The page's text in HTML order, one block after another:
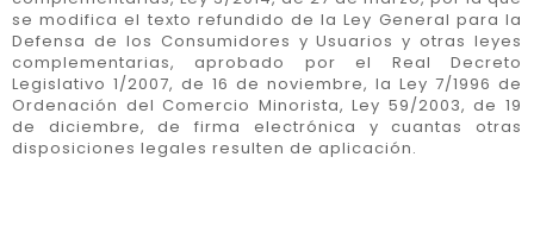
se modifica el texto refundido de la Ley General para la
Defensa de los Consumidores y Usuarios y otras leyes
complementarias, aprobado por el Real Decreto
Legislativo 1/2007, de 16 de noviembre, la Ley 7/1996 de
Ordenación del Comercio Minorista, Ley 59/2003, de 19
de diciembre, de firma electrónica y cuantas otras
disposiciones legales resulten de aplicación.